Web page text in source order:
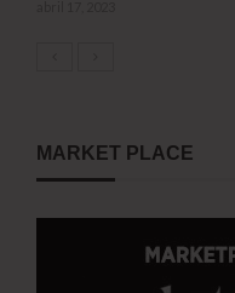
MARKET PLACE